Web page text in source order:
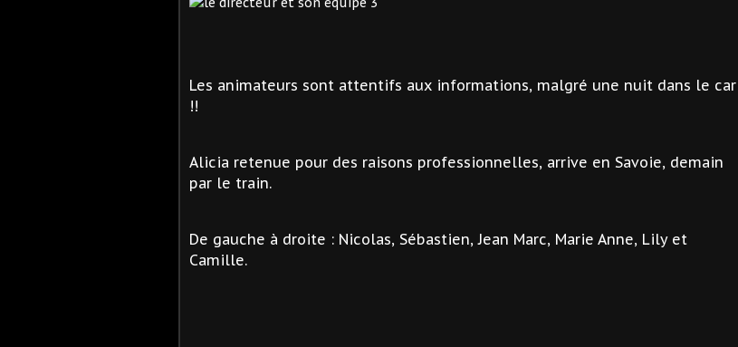
Les animateurs sont attentifs aux informations, malgré une nuit dans le car
!!
Alicia retenue pour des raisons professionnelles, arrive en Savoie, demain
par le train.
De gauche à droite : Nicolas, Sébastien, Jean Marc, Marie Anne, Lily et
Camille.